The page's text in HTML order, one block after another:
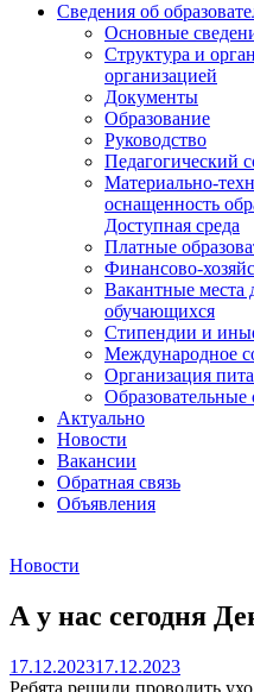
Сведения об
Основные
Структура и
организацией
Документы
Образование
Руководство
Педагогический
Материально-
оснащенность
Доступная среда
Платные
Финансово-
Вакантные места
обучающихся
Стипендии и
Международное
Организация
Образовательные
Актуально
Новости
Вакансии
Обратная связь
Объявления
Новости
А у нас сегодня
17.12.202317.12.2023